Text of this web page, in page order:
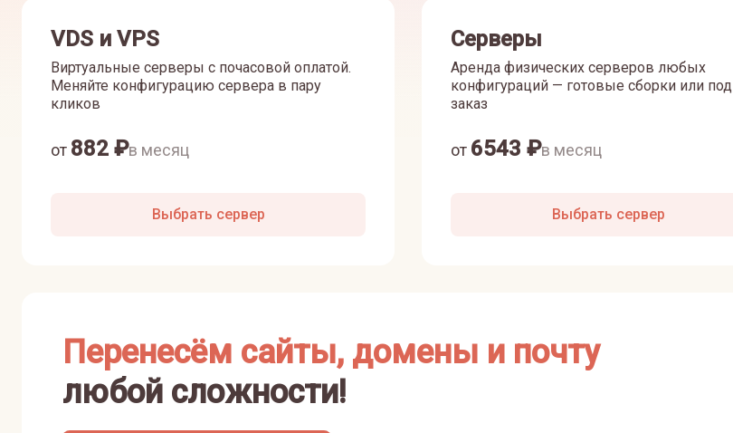
VDS и VPS
Виртуальные серверы с почасовой оплатой.
Меняйте конфигурацию сервера в пару
кликов
от 882 ₽в месяц
Выбрать сервер
Серверы
Аренда физических серверов любых
конфигураций — готовые сборки или под
заказ
от 6543 ₽в месяц
Выбрать сервер
Перенесём сайты, домены и почту
любой сложности!